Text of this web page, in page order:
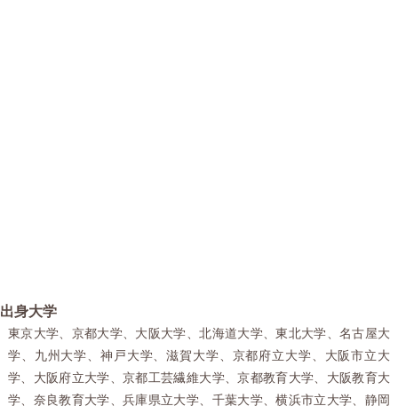
出身大学
東京大学、京都大学、大阪大学、北海道大学、東北大学、名古屋大
学、九州大学、神戸大学、滋賀大学、京都府立大学、大阪市立大
学、大阪府立大学、京都工芸繊維大学、京都教育大学、大阪教育大
学、奈良教育大学、兵庫県立大学、千葉大学、横浜市立大学、静岡